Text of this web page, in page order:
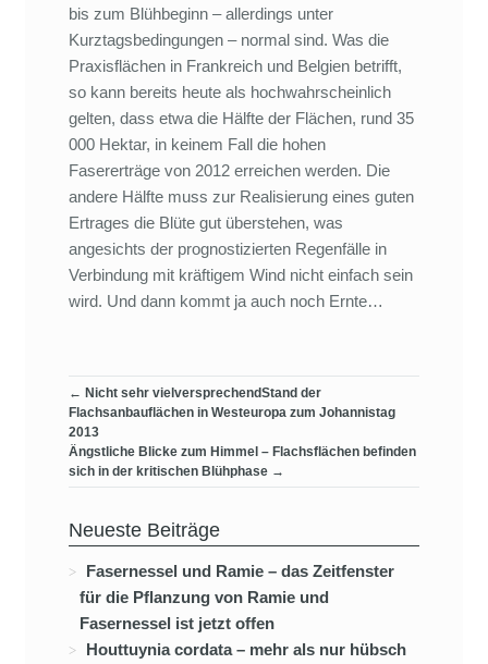
bis zum Blühbeginn – allerdings unter
Kurztagsbedingungen – normal sind. Was die
Praxisflächen in Frankreich und Belgien betrifft,
so kann bereits heute als hochwahrscheinlich
gelten, dass etwa die Hälfte der Flächen, rund 35
000 Hektar, in keinem Fall die hohen
Fasererträge von 2012 erreichen werden. Die
andere Hälfte muss zur Realisierung eines guten
Ertrages die Blüte gut überstehen, was
angesichts der prognostizierten Regenfälle in
Verbindung mit kräftigem Wind nicht einfach sein
wird. Und dann kommt ja auch noch Ernte…
← Nicht sehr vielversprechendStand der
Flachsanbauflächen in Westeuropa zum Johannistag
2013
Ängstliche Blicke zum Himmel – Flachsflächen befinden
sich in der kritischen Blühphase →
Neueste Beiträge
Fasernessel und Ramie – das Zeitfenster
für die Pflanzung von Ramie und
Fasernessel ist jetzt offen
Houttuynia cordata – mehr als nur hübsch